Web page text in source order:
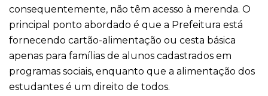
consequentemente, não têm acesso à merenda. O
principal ponto abordado é que a Prefeitura está
fornecendo cartão-alimentação ou cesta básica
apenas para famílias de alunos cadastrados em
programas sociais, enquanto que a alimentação dos
estudantes é um direito de todos.